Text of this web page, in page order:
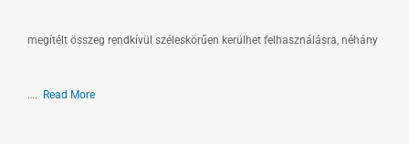
megítélt összeg rendkívül széleskörűen kerülhet felhasználásra, néhány
…. Read More